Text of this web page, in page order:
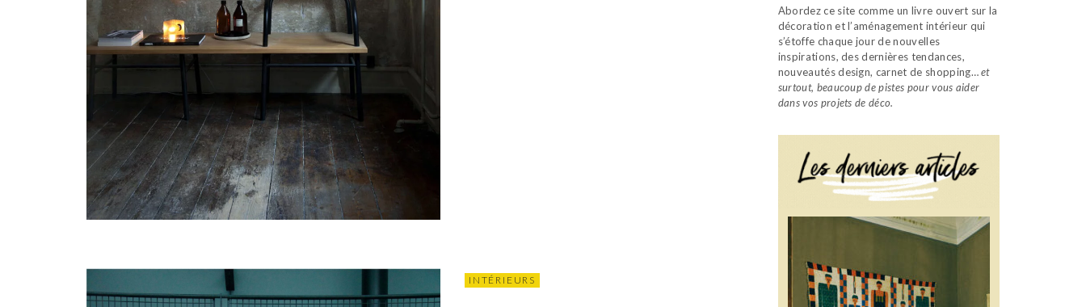
INTÉRIEURS
Abordez ce site comme un livre ouvert sur la
décoration et l’aménagement intérieur qui
s’étoffe chaque jour de nouvelles
inspirations, des dernières tendances,
nouveautés design, carnet de shopping…et
surtout, beaucoup de pistes pour vous aider
dans vos projets de déco.